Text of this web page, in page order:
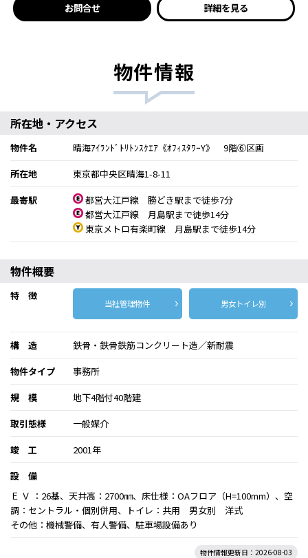
お問合せ 詳細を見る
物件情報
所在地・アクセス
物件名
晴海ｱｲﾗﾝﾄﾞﾄﾘﾄﾝｽｸｴｱ《ｵﾌｨｽﾀﾜｰY》 9階⑥区画
所在地
東京都中央区晴海1-8-11
最寄駅
都営大江戸線 勝どき駅まで徒歩7分
都営大江戸線 月島駅まで徒歩14分
東京メトロ有楽町線 月島駅まで徒歩14分
物件概要
特 徴
当社管理物件 男女トイレ別
構 造
鉄骨・鉄骨鉄筋コンクリート造／新耐震
物件タイプ
事務所
規 模
地下4階付40階建
取引態様
一般媒介
竣 工
2001年
設 備
Ｅ Ｖ ：26基、天井高：2700㎜、床仕様：OAフロア（H=100mm）、空
調：セントラル・個別併用、トイレ：共用 男女別 洋式
その他：機械警備、有人警備、駐車場設備あり
物件情報更新日：2026-08-03